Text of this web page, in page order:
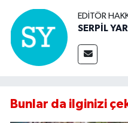
EDITÖR
SERPİL
Bunlar da ilginizi